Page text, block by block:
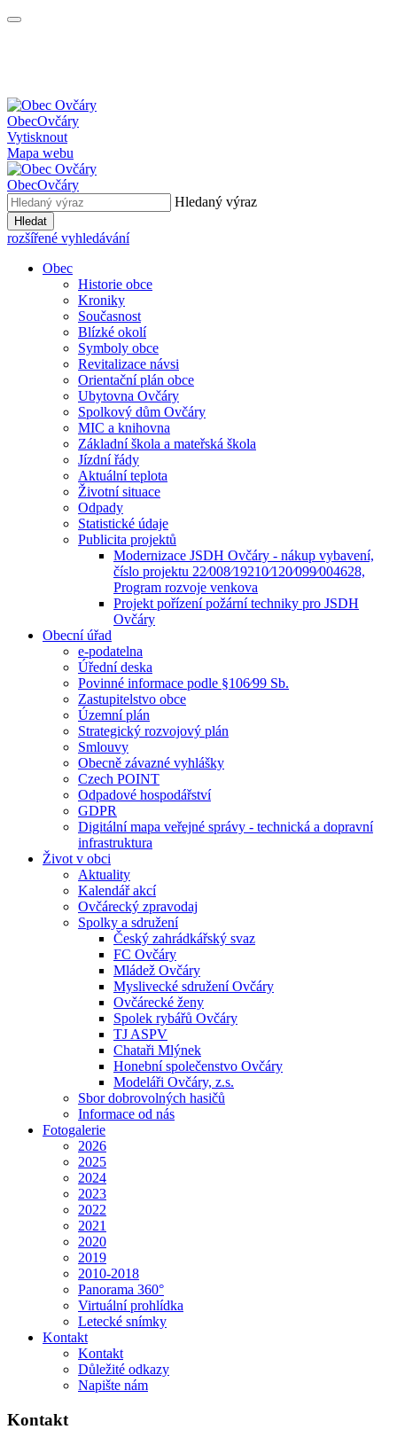
ObecOvčáry
Vytisknout
Mapa webu
ObecOvčáry
Hledaný výraz
Hledat
rozšířené vyhledávání
Obec
Historie obce
Kroniky
Současnost
Blízké okolí
Symboly obce
Revitalizace návsi
Orientační plán obce
Ubytovna Ovčáry
Spolkový dům Ovčáry
MIC a knihovna
Základní škola a mateřská škola
Jízdní řády
Aktuální teplota
Životní situace
Odpady
Statistické údaje
Publicita projektů
Modernizace JSDH Ovčáry - nákup vybavení,
číslo projektu 22⁄008⁄19210⁄120⁄099⁄004628,
Program rozvoje venkova
Projekt pořízení požární techniky pro JSDH
Ovčáry
Obecní úřad
e-podatelna
Úřední deska
Povinné informace podle §106⁄99 Sb.
Zastupitelstvo obce
Územní plán
Strategický rozvojový plán
Smlouvy
Obecně závazné vyhlášky
Czech POINT
Odpadové hospodářství
GDPR
Digitální mapa veřejné správy - technická a dopravní
infrastruktura
Život v obci
Aktuality
Kalendář akcí
Ovčárecký zpravodaj
Spolky a sdružení
Český zahrádkářský svaz
FC Ovčáry
Mládež Ovčáry
Myslivecké sdružení Ovčáry
Ovčárecké ženy
Spolek rybářů Ovčáry
TJ ASPV
Chataři Mlýnek
Honební společenstvo Ovčáry
Modeláři Ovčáry, z.s.
Sbor dobrovolných hasičů
Informace od nás
Fotogalerie
2026
2025
2024
2023
2022
2021
2020
2019
2010-2018
Panorama 360°
Virtuální prohlídka
Letecké snímky
Kontakt
Kontakt
Důležité odkazy
Napište nám
Kontakt